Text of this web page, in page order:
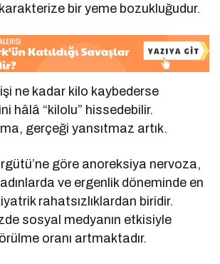
bir yeme bozukluğudur.
ne kadar kilo kaybederse
hâlâ “kilolu” hissedebilir.
gerçeği yansıtmaz artık.
göre anoreksiya nervoza,
ve ergenlik döneminde en
rahatsızlıklardan biridir.
sosyal medyanın etkisiyle
oranı artmaktadır.